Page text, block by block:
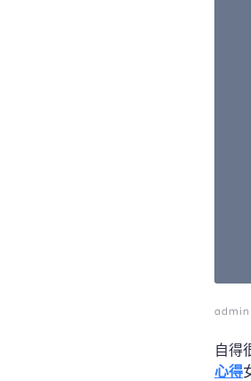
admin
自得
心得